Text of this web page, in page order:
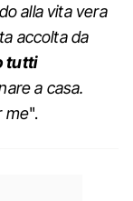
alla vita vera
accolta da
tutti
a casa.
me".